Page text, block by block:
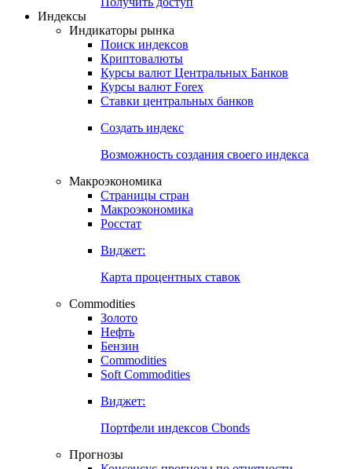
Получить доступ
Индикаторы рынка
Поиск индексов
Криптовалюты
Курсы валют Центральных Банков
Курсы валют Forex
Ставки центральных банков
Создать индекс
Возможность создания своего индекса
Макроэкономика
Страницы стран
Макроэкономика
Росстат
Виджет:
Карта процентных ставок
Commodities
Золото
Нефть
Бензин
Commodities
Soft Commodities
Виджет: